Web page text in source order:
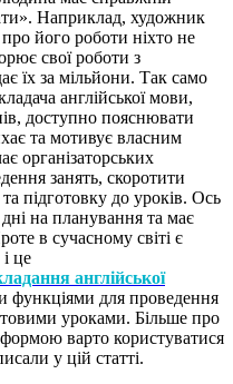
Наприклад, художник
його роботи ніхто не
свої роботи з
їх за мільйони. Так само
англійської мови,
доступно пояснювати
та мотивує власним
організаторських
занять, скоротити
підготовку до уроків. Ось
на планування та має
в сучасному світі є
це
англійської
функціями для проведення
уроками. Більше про
варто користуватися
у цій статті.